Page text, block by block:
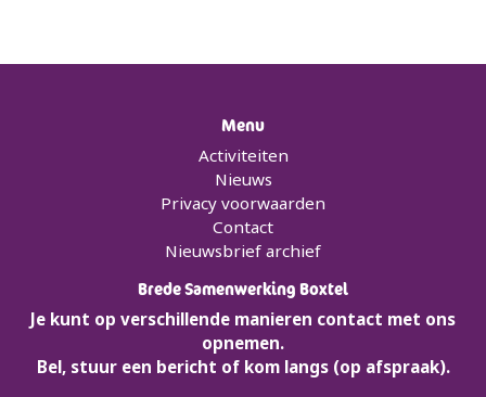
Menu
Activiteiten
Nieuws
Privacy voorwaarden
Contact
Nieuwsbrief archief
Brede Samenwerking Boxtel
Je kunt op verschillende manieren contact met ons
opnemen.
Bel, stuur een bericht of kom langs (op afspraak).